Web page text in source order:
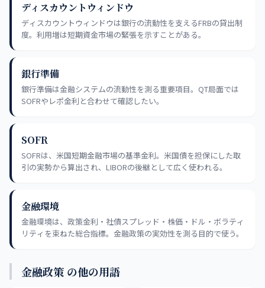
ディスカウントウィンドウ
ディスカウントウィンドウは銀行の流動性を支えるFRBの貸出制
度。利用増は短期資金市場の緊張を示すことがある。
銀行準備
銀行準備は金融システムの流動性を測る重要項目。QT局面では
SOFRやレポ金利と合わせて確認したい。
SOFR
SOFRは、米国短期金融市場の基準金利。米国債を担保にした取
引の実勢から算出され、LIBORの後継として広く使われる。
金融環境
金融環境は、政策金利・社債スプレッド・株価・ドル・ボラティ
リティを束ねた総合指標。金融政策の実効性を測る目的で使う。
金融政策 の他の用語